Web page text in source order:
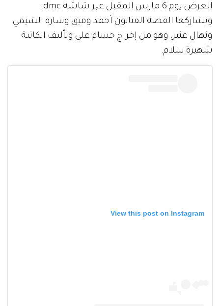
العرض يوم 6 مارس المقبل عبر شاشة dmc،
ويشاركها القصة الفنانون أحمد وفيق وسارة الشيمي
ونهال عنبر، وهو من إخراج حسام علي وتأليف الكاتبة
شهيرة سلام.
View this post on Instagram